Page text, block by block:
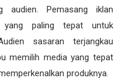
audien. Pemasang iklan
yang paling tepat untuk
sasaran terjangkau
memilih media yang tepat
produknya.